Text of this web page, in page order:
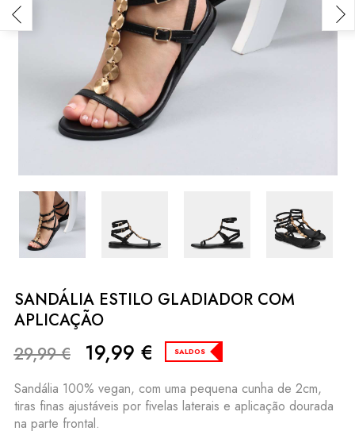
SANDÁLIA ESTILO GLADIADOR COM
APLICAÇÃO
29,99€ 19,99 € SALDOS
Sandália 100% vegan, com uma pequena cunha de 2cm,
tiras finas ajustáveis por fivelas laterais e aplicação dourada
na parte frontal.